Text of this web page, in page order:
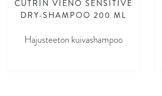
CUTRIN VIENO SENSITIVE
DRY-SHAMPOO 200 ML
Hajusteeton kuivashampoo